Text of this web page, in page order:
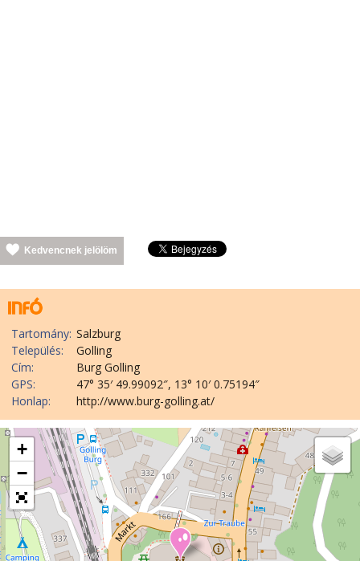
Kedvencnek jelölöm
Tartomány: Salzburg
Település:
Golling
Cím:
Burg Golling
GPS:
47° 35′ 49.99092″, 13° 10′ 0.75194″
Honlap:
http://www.burg-golling.at/
+
−